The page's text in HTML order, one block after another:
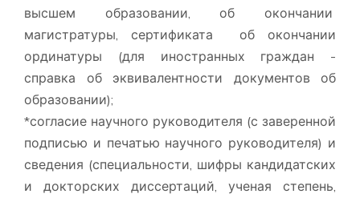
высшем образовании, об окончании
магистратуры, сертификата об окончании
ординатуры (для иностранных граждан -
справка об эквивалентности документов об
образовании);
*согласие научного руководителя (с заверенной
подписью и печатью научного руководителя) и
сведения (специальности, шифры кандидатских
и докторских диссертаций, ученая степень,